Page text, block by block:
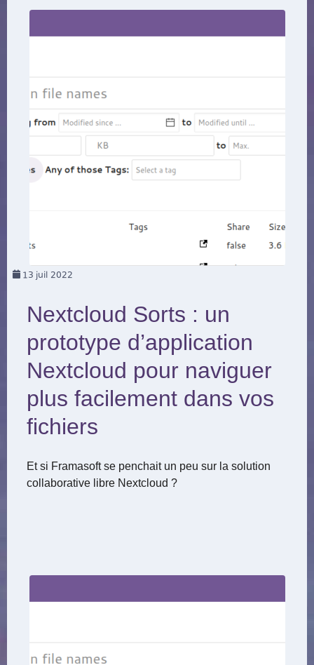
13 juil 2022
Nextcloud Sorts : un
prototype d’application
Nextcloud pour naviguer
plus facilement dans vos
fichiers
Et si Framasoft se penchait un peu sur la solution
collaborative libre Nextcloud ?